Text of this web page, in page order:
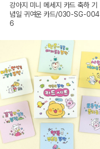
강아지 미니 메세지 카드 축하 기
념일 귀여운 카드/030-SG-004
6